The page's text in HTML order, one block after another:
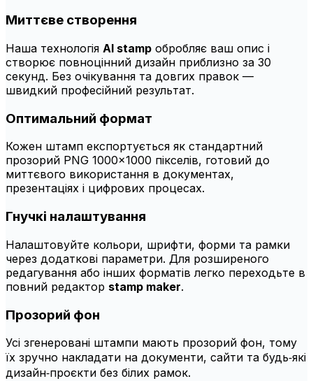
Миттєве створення
Наша технологія AI stamp обробляє ваш опис і
створює повноцінний дизайн приблизно за 30
секунд. Без очікування та довгих правок —
швидкий професійний результат.
Оптимальний формат
Кожен штамп експортується як стандартний
прозорий PNG 1000×1000 пікселів, готовий до
миттєвого використання в документах,
презентаціях і цифрових процесах.
Гнучкі налаштування
Налаштовуйте кольори, шрифти, форми та рамки
через додаткові параметри. Для розширеного
редагування або інших форматів легко переходьте в
повний редактор stamp maker.
Прозорий фон
Усі згенеровані штампи мають прозорий фон, тому
їх зручно накладати на документи, сайти та будь‑які
дизайн‑проєкти без білих рамок.